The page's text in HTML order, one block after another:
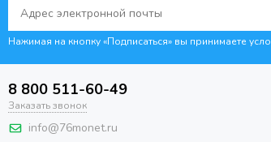
Нажимая на кнопку «Подписаться» вы принимаете
8 800 511-60-49
Заказать звонок
info@76monet.ru